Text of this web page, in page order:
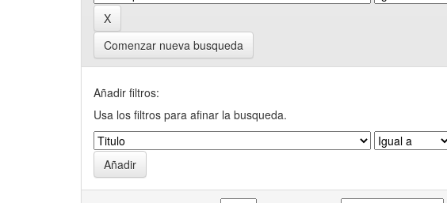
Comenzar nueva busqueda
Añadir filtros:
Usa los filtros para afinar la busqueda.